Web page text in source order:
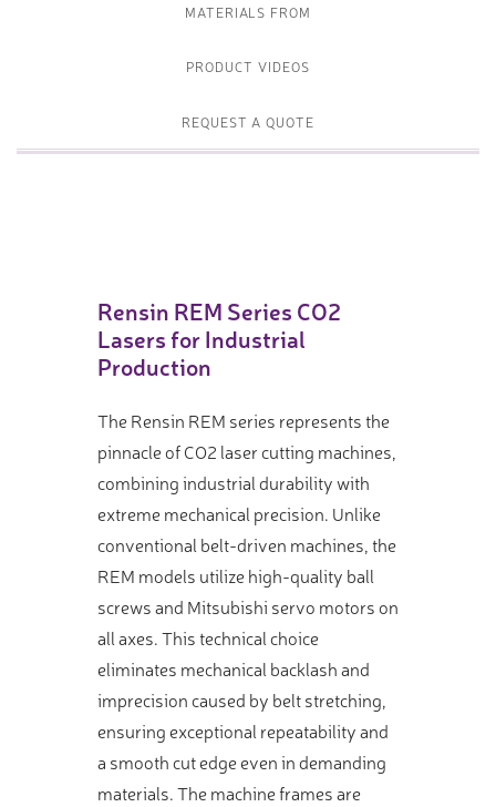
MATERIALS FROM
PRODUCT VIDEOS
REQUEST A QUOTE
Rensin REM Series CO2
Lasers for Industrial
Production
The Rensin REM series represents the
pinnacle of CO2 laser cutting machines,
combining industrial durability with
extreme mechanical precision. Unlike
conventional belt-driven machines, the
REM models utilize high-quality ball
screws and Mitsubishi servo motors on
all axes. This technical choice
eliminates mechanical backlash and
imprecision caused by belt stretching,
ensuring exceptional repeatability and
a smooth cut edge even in demanding
materials. The machine frames are